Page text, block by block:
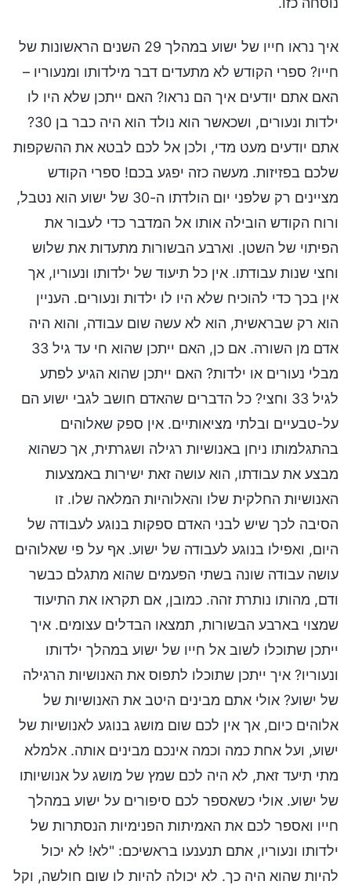
איך נראו חייו של ישוע במהלך 29 השנים הראשונות של
חייו? ספרי הקודש לא מתעדים דבר מילדותו ומנעוריו –
האם אתם יודעים איך הם נראו? האם ייתכן שלא היו לו
ילדות ונעורים, ושכאשר הוא נולד הוא היה כבר בן 30?
אתם יודעים מעט מדי, ולכן אל לכם לבטא את ההשקפות
שלכם בפזיזות. מעשה כזה יפגע בכם! ספרי הקודש
מציינים רק שלפני יום הולדתו ה-30 של ישוע הוא נטבל,
ורוח הקודש הובילה אותו אל המדבר כדי לעבור את
הפיתוי של השטן. וארבע הבשורות מתעדות את שלוש
וחצי שנות עבודתו. אין כל תיעוד של ילדותו ונעוריו, אך
אין בכך כדי להוכיח שלא היו לו ילדות ונעורים. העניין
הוא רק שבראשית, הוא לא עשה שום עבודה, והוא היה
אדם מן השורה. אם כן, האם ייתכן שהוא חי עד גיל 33
מבלי נעורים או ילדות? האם ייתכן שהוא הגיע לפתע
לגיל 33 וחצי? כל הדברים שהאדם חושב לגבי ישוע הם
על-טבעיים ובלתי מציאותיים. אין ספק שאלוהים
בהתגלמותו ניחן באנושיות רגילה ושגרתית, אך כשהוא
מבצע את עבודתו, הוא עושה זאת ישירות באמצעות
האנושיות החלקית שלו והאלוהיות המלאה שלו. זו
הסיבה לכך שיש לבני האדם ספקות בנוגע לעבודה של
היום, ואפילו בנוגע לעבודה של ישוע. אף על פי שאלוהים
עושה עבודה שונה בשתי הפעמים שהוא מתגלם כבשר
ודם, מהותו נותרת זהה. כמובן, אם תקראו את התיעוד
שמצוי בארבע הבשורות, תמצאו הבדלים עצומים. איך
ייתכן שתוכלו לשוב אל חייו של ישוע במהלך ילדותו
ונעוריו? איך ייתכן שתוכלו לתפוס את האנושיות הרגילה
של ישוע? אולי אתם מבינים היטב את האנושיות של
אלוהים כיום, אך אין לכם שום מושג בנוגע לאנושיות של
ישוע, ועל אחת כמה וכמה אינכם מבינים אותה. אלמלא
מתי תיעד זאת, לא היה לכם שמץ של מושג על אנושיותו
של ישוע. אולי כשאספר לכם סיפורים על ישוע במהלך
חייו ואספר לכם את האמיתות הפנימיות הנסתרות של
ילדותו ונעוריו, אתם תנענעו בראשיכם: "לא! לא יכול
להיות שהוא היה כך. לא יכולה להיות לו שום חולשה, וקל